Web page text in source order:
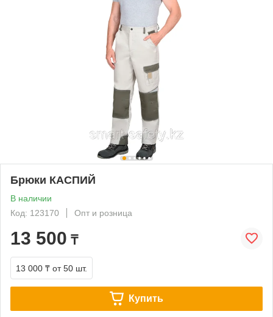
Брюки КАСПИЙ
В наличии
Код: 123170
Опт и розница
13 500 ₸
13 000 ₸ от 50 шт.
Купить